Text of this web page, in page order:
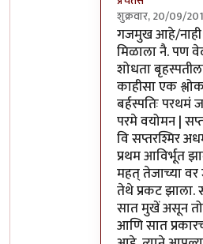
शुक्रवार, 20/09/
In reply toपण
गजमुख आहे/
मिळाला नै. पण
शोधता
काहीसा एक
बर्हस्पतिः परथमं
परमे वयोमन |
वि सप्तरश्मिर
प्रथम आविर्भूत
महत् तेजाच्या
तेथे प्रकट झाला.
सात मुखें असून
आणि सात